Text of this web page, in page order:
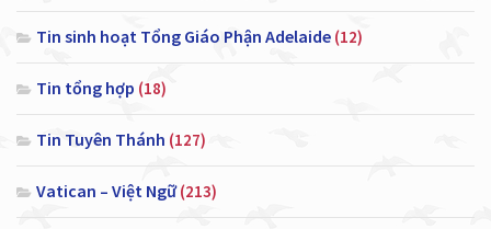
Tin sinh hoạt Tổng Giáo Phận Adelaide (12)
Tin tổng hợp (18)
Tin Tuyên Thánh (127)
Vatican – Việt Ngữ(213)